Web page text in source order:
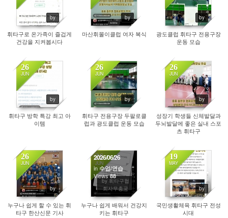
by
120
휘타구로 온가족이 즐겁게
건강을 지켜봅시다
by
90
마산휘몰이클럽 여자 복식
by
92
광도클럽 휘타구 전용구장
운동 모습
26
JUN
by
79
휘타구 방학 특강 최고 아
이템
26
JUN
by
89
휘타구 전용구장 두팔로클
럽과 광도클럽 운동 모습
26
JUN
by
98
성장기 학생들 신체발달과
두뇌발달에 좋은 실내 스포
츠 휘타구
26
JUN
by
83
누구나 쉽게 할 수 있는 휘
타구 한산신문 기사
26
JUN
by 휘타구협
회사무총국
2026/06/26
in수업/연습
Views88
누구나 쉽게 배워서 건강지
키는 휘타구
19
MAY
by
349
국민생활체육 휘타구 전성
시대